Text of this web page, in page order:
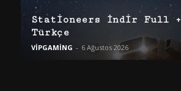
Stationeers İndir Full +
Türkçe
VİPGAMİNG - 6 Ağustos 2026